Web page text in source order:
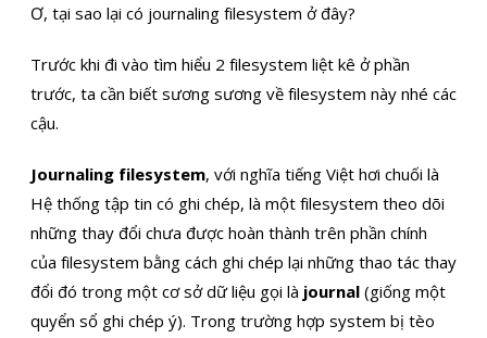
Ơ, tại sao lại có journaling filesystem ở đây?
Trước khi đi vào tìm hiểu 2 filesystem liệt kê ở phần
trước, ta cần biết sương sương về filesystem này nhé các
cậu.
Journaling filesystem, với nghĩa tiếng Việt hơi chuối là
Hệ thống tập tin có ghi chép, là một filesystem theo dõi
những thay đổi chưa được hoàn thành trên phần chính
của filesystem bằng cách ghi chép lại những thao tác thay
đổi đó trong một cơ sở dữ liệu gọi là journal (giống một
quyển sổ ghi chép ý). Trong trường hợp system bị tèo